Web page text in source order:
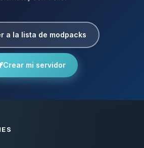
a la lista de modpacks
Crear mi servidor